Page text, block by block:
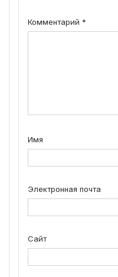
Комментарий *
Имя
Электронная почта
Сайт